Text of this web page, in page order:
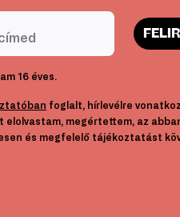
16 éves.
foglalt, hírlevélre
megértettem, az
és megfelelő tájékoztatást